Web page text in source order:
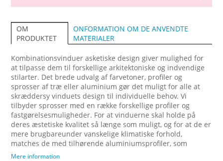
OM
PRODUKTET
ONFORMATION OM DE ANVENDTE
MATERIALER
Kombinationsvinduer asketiske design giver mulighed for
at tilpasse dem til forskellige arkitektoniske og indvendige
stilarter. Det brede udvalg af farvetoner, profiler og
sprosser af træ eller aluminium gør det muligt for alle at
skræddersy vinduets design til individuelle behov. Vi
tilbyder sprosser med en række forskellige profiler og
fastgørelsesmuligheder. For at vinduerne skal holde på
deres æstetiske kvalitet så længe som muligt, og for at de er
mere brugbareunder vanskelige klimatiske forhold,
matches de med tilhørende aluminiumsprofiler, som
fastgøres på ydersiden. Forvandl dit hjem med vores
Mere information